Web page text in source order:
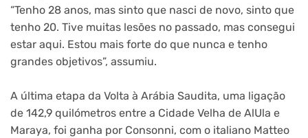
“Tenho 28 anos, mas sinto que nasci de novo, sinto que
tenho 20. Tive muitas lesões no passado, mas consegui
estar aqui. Estou mais forte do que nunca e tenho
grandes objetivos”, assumiu.
A última etapa da Volta à Arábia Saudita, uma ligação
de 142,9 quilómetros entre a Cidade Velha de AlUla e
Maraya, foi ganha por Consonni, com o italiano Matteo